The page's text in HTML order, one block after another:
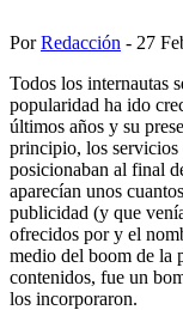
PorRedacción - 27
Todos los internautas
popularidad ha ido
últimos años y su
principio, los servicios
posicionaban al final
aparecían unos
publicidad (y que
ofrecidos por y el
medio del boom de la
contenidos, fue un
los incorporaron.